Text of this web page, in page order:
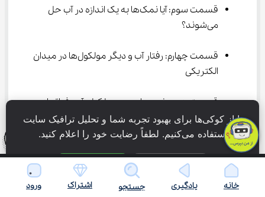
قسمت سوم: آیا نمک‌ها به یک اندازه در آب حل
می‌شوند؟
قسمت چهارم: رفتار آب و دیگر مولکول‌ها در میدان
الکتریکی
قسمت پنجم: نیروهای بین مولکولی آب، فراتر از
انتظار
خانه یادگیری جستجو اشتراک ورود
ما از کوکی‌ها برای بهبود تجربه شما و تحلیل ترافیک سایت
استفاده می‌کنیم. لطفاً رضایت خود را اعلام کنید.
فقط ضروری پذیرش همه